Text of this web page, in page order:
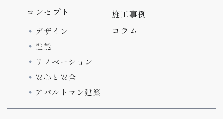
コンセプト
デザイン
性能
リノベーション
安心と安全
アパルトマン建築
施工事例
コラム